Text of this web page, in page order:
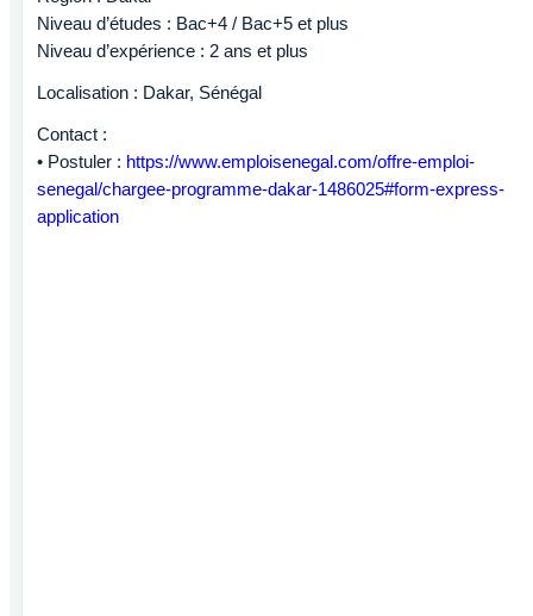
Niveau d’études : Bac+4 / Bac+5 et plus
Niveau d’expérience : 2 ans et plus
Localisation : Dakar, Sénégal
Contact :
• Postuler : https://www.emploisenegal.com/offre-emploi-
senegal/chargee-programme-dakar-1486025#form-express-
application